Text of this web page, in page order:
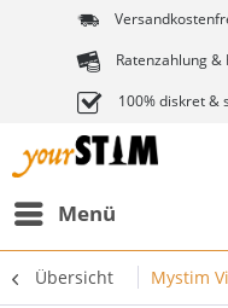
Ratenzahlung &
100% diskret &
Menü
Übersicht Mystim